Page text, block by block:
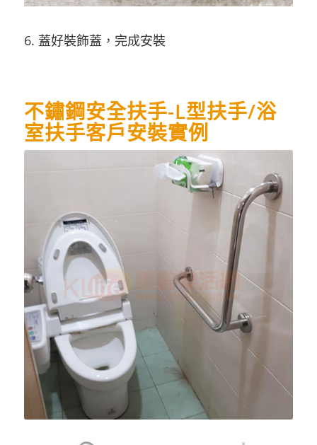
6. 蓋好裝飾蓋，完成安裝
不鏽鋼安全扶手-L型扶手/浴
室扶手客戶安裝實例